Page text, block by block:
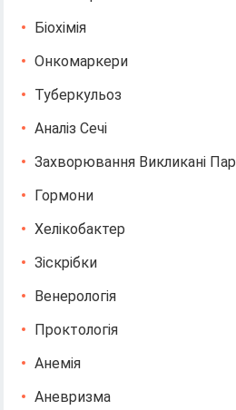
Біохімія
Онкомаркери
Туберкульоз
Аналіз Сечі
Захворювання Викликані
Гормони
Хелікобактер
Зіскрібки
Венерологія
Проктологія
Анемія
Аневризма